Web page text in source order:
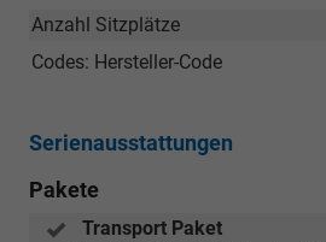
Anzahl Sitzplätze
Codes: Hersteller-Code
Serienausstattungen
Pakete
Transport Paket